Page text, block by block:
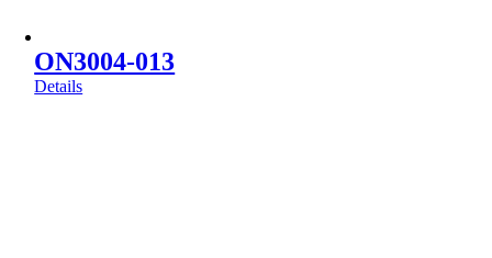
ON3004-013
Details